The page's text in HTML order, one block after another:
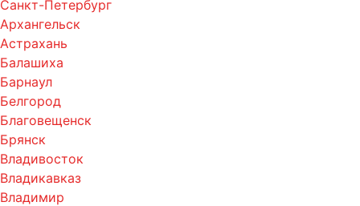
Санкт-Петербург
Архангельск
Астрахань
Балашиха
Барнаул
Белгород
Благовещенск
Брянск
Владивосток
Владикавказ
Владимир